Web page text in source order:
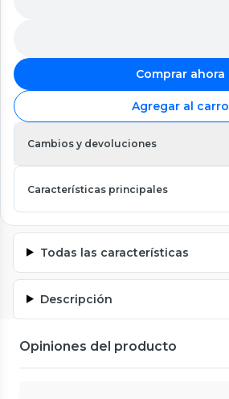
Comprar ahora
Agregar al carro
Cambios y devoluciones
Características principales
Todas las características
Descripción
Opiniones del producto